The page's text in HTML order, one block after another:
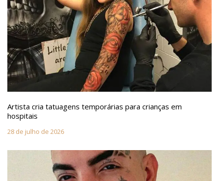
Artista cria tatuagens temporárias para crianças em
hospitais
28 de julho de 2026